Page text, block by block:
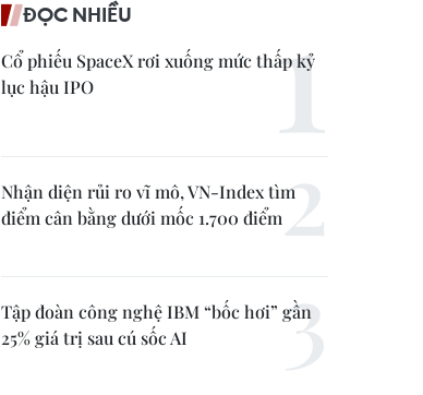
ĐỌC NHIỀU
Cổ phiếu SpaceX rơi xuống mức thấp kỷ
lục hậu IPO
Nhận diện rủi ro vĩ mô, VN-Index tìm
điểm cân bằng dưới mốc 1.700 điểm
Tập đoàn công nghệ IBM “bốc hơi” gần
25% giá trị sau cú sốc AI